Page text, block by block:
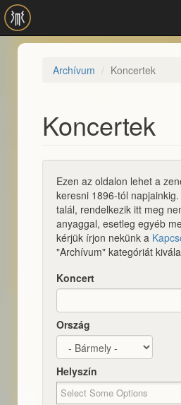
Ugrás a tartalomra
Archívum Koncertek
Koncertek
Ezen az oldalon lehet a
keresni 1896-tól
talál, rendelkezik itt meg
anyaggal, esetleg egyéb
kérjük írjon nekünk a
"Archívum" kategóriát
Koncert
Ország
Helyszín